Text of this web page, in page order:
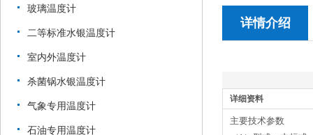
玻璃温度计
二等标准水银温度计
室内外温度计
杀菌锅水银温度计
气象专用温度计
石油专用温度计
详情介绍
详细资料
主要技术参数